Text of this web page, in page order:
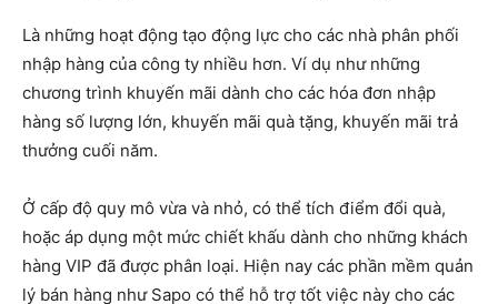
Là những hoạt động tạo động lực cho các nhà phân phối
nhập hàng của công ty nhiều hơn. Ví dụ như những
chương trình khuyến mãi dành cho các hóa đơn nhập
hàng số lượng lớn, khuyến mãi quà tặng, khuyến mãi trả
thưởng cuối năm.
Ở cấp độ quy mô vừa và nhỏ, có thể tích điểm đổi quà,
hoặc áp dụng một mức chiết khấu dành cho những khách
hàng VIP đã được phân loại. Hiện nay các phần mềm quản
lý bán hàng như Sapo có thể hỗ trợ tốt việc này cho các